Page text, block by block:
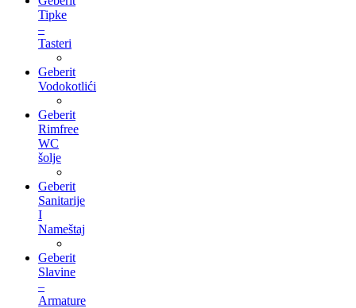
Tipke
–
Tasteri
Geberit
Vodokotlići
Geberit
Rimfree
WC
šolje
Geberit
Sanitarije
I
Nameštaj
Geberit
Slavine
–
Armature